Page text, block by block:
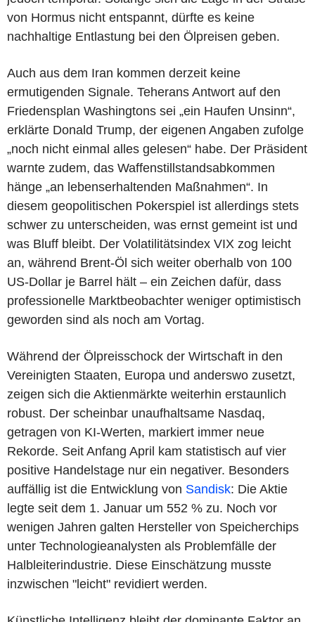
von Hormus nicht entspannt, dürfte es keine
nachhaltige Entlastung bei den Ölpreisen geben.
Auch aus dem Iran kommen derzeit keine
ermutigenden Signale. Teherans Antwort auf den
Friedensplan Washingtons sei „ein Haufen Unsinn“,
erklärte Donald Trump, der eigenen Angaben zufolge
„noch nicht einmal alles gelesen“ habe. Der Präsident
warnte zudem, das Waffenstillstandsabkommen
hänge „an lebenserhaltenden Maßnahmen“. In
diesem geopolitischen Pokerspiel ist allerdings stets
schwer zu unterscheiden, was ernst gemeint ist und
was Bluff bleibt. Der Volatilitätsindex VIX zog leicht
an, während Brent-Öl sich weiter oberhalb von 100
US-Dollar je Barrel hält – ein Zeichen dafür, dass
professionelle Marktbeobachter weniger optimistisch
geworden sind als noch am Vortag.
Während der Ölpreisschock der Wirtschaft in den
Vereinigten Staaten, Europa und anderswo zusetzt,
zeigen sich die Aktienmärkte weiterhin erstaunlich
robust. Der scheinbar unaufhaltsame Nasdaq,
getragen von KI-Werten, markiert immer neue
Rekorde. Seit Anfang April kam statistisch auf vier
positive Handelstage nur ein negativer. Besonders
auffällig ist die Entwicklung von Sandisk: Die Aktie
legte seit dem 1. Januar um 552 % zu. Noch vor
wenigen Jahren galten Hersteller von Speicherchips
unter Technologieanalysten als Problemfälle der
Halbleiterindustrie. Diese Einschätzung musste
inzwischen "leicht" revidiert werden.